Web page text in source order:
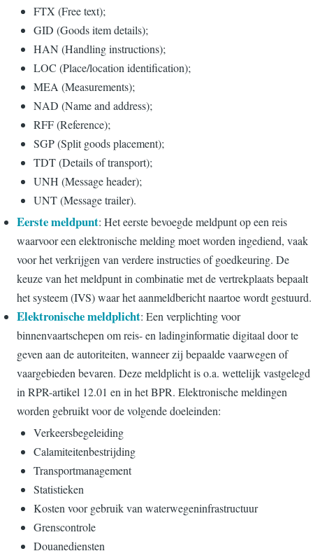
FTX (Free text);
GID (Goods item details);
HAN (Handling instructions);
LOC (Place/location identification);
MEA (Measurements);
NAD (Name and address);
RFF (Reference);
SGP (Split goods placement);
TDT (Details of transport);
UNH (Message header);
UNT (Message trailer).
Eerste meldpunt: Het eerste bevoegde meldpunt op een reis
waarvoor een elektronische melding moet worden ingediend, vaak
voor het verkrijgen van verdere instructies of goedkeuring. De
keuze van het meldpunt in combinatie met de vertrekplaats bepaalt
het systeem (IVS) waar het aanmeldbericht naartoe wordt gestuurd.
Elektronische meldplicht: Een verplichting voor
binnenvaartschepen om reis- en ladinginformatie digitaal door te
geven aan de autoriteiten, wanneer zij bepaalde vaarwegen of
vaargebieden bevaren. Deze meldplicht is o.a. wettelijk vastgelegd
in RPR-artikel 12.01 en in het BPR. Elektronische meldingen
worden gebruikt voor de volgende doeleinden:
Verkeersbegeleiding
Calamiteitenbestrijding
Transportmanagement
Statistieken
Kosten voor gebruik van waterwegeninfrastructuur
Grenscontrole
Douanediensten